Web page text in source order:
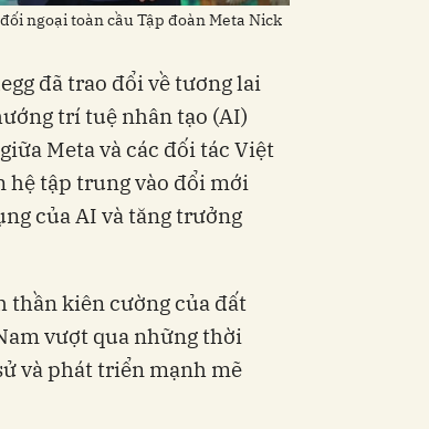
ngoại toàn cầu Tập đoàn Meta Nick
đã trao đổi về tương lai
trí tuệ nhân tạo (AI)
Meta và các đối tác Việt
hệ tập trung vào đổi mới
của AI và tăng trưởng
thần kiên cường của đất
vượt qua những thời
và phát triển mạnh mẽ